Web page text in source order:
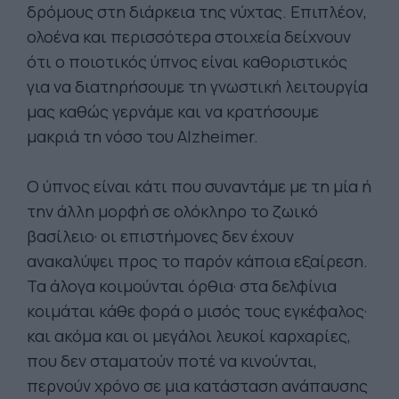
δρόμους στη διάρκεια της νύχτας. Επιπλέον,
ολοένα και περισσότερα στοιχεία δείχνουν
ότι ο ποιοτικός ύπνος είναι καθοριστικός
για να διατηρήσουμε τη γνωστική λειτουργία
μας καθώς γερνάμε και να κρατήσουμε
μακριά τη νόσο του Alzheimer.
Ο ύπνος είναι κάτι που συναντάμε με τη μία ή
την άλλη μορφή σε ολόκληρο το ζωικό
βασίλειο· οι επιστήμονες δεν έχουν
ανακαλύψει προς το παρόν κάποια εξαίρεση.
Τα άλογα κοιμούνται όρθια· στα δελφίνια
κοιμάται κάθε φορά ο μισός τους εγκέφαλος·
και ακόμα και οι μεγάλοι λευκοί καρχαρίες,
που δεν σταματούν ποτέ να κινούνται,
περνούν χρόνο σε μια κατάσταση ανάπαυσης